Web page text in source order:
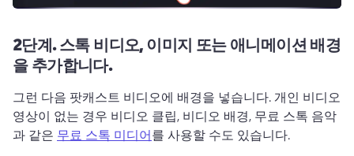
2단계.스톡 비디오, 이미지 또는 애니메이션 배경
을 추가합니다.
그런 다음 팟캐스트 비디오에 배경을 넣습니다. 개인 비디오
영상이 없는 경우 비디오 클립, 비디오 배경, 무료 스톡 음악
과 같은 무료 스톡 미디어를 사용할 수도 있습니다.